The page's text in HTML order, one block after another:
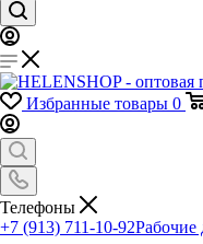
Избранные товары 0
Телефоны
+7 (913) 711-10-92Рабочие